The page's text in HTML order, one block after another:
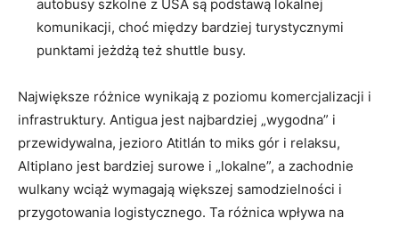
autobusy szkolne z USA są podstawą lokalnej
komunikacji, choć między bardziej turystycznymi
punktami jeżdżą też shuttle busy.
Największe różnice wynikają z poziomu komercjalizacji i
infrastruktury. Antigua jest najbardziej „wygodna” i
przewidywalna, jezioro Atitlán to miks gór i relaksu,
Altiplano jest bardziej surowe i „lokalne”, a zachodnie
wulkany wciąż wymagają większej samodzielności i
przygotowania logistycznego. Ta różnica wpływa na